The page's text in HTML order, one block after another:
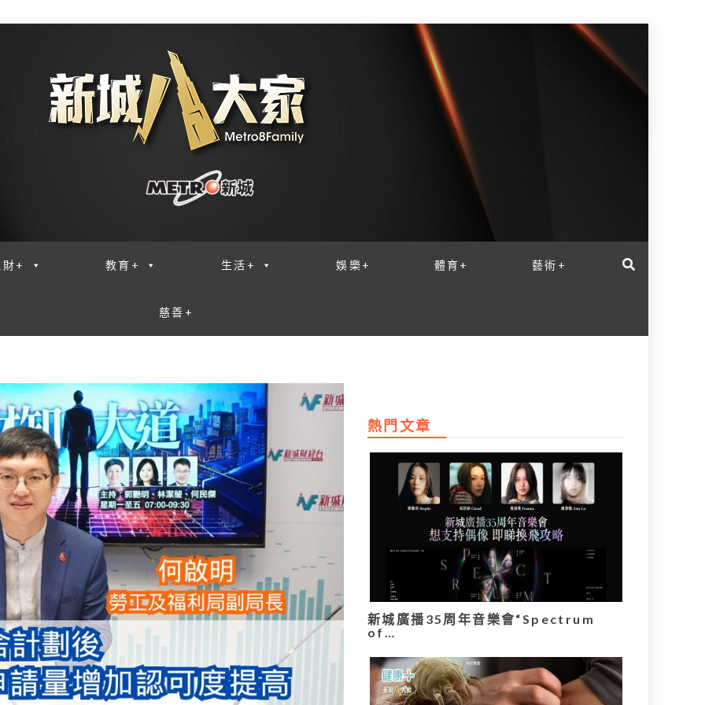
財+ 教育+ 生活+ 娛樂+ 體育+ 藝術+
慈善+
熱門文章
新城廣播35周年音樂會“Spectrum
of…